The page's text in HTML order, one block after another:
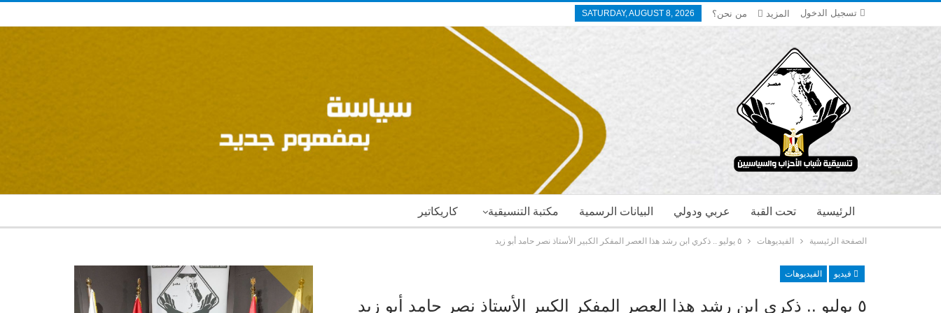
تسجيل الدخول SATURDAY, AUGUST 8, 2026 من نحن؟ المزيد
كاريكاتير مكتبة التنسيقية البيانات الرسمية عربي ودولي تحت القبة الرئيسية
الصفحة الرئيسية الفيديوهات ٥ يوليو .. ذكري ابن رشد هذا العصر المفكر الكبير الأستاذ نصر حامد أبو زيد
فيديو الفيديوهات
٥ يوليو .. ذكري ابن رشد هذا العصر المفكر الكبير الأستاذ نصر حامد أبو زيد